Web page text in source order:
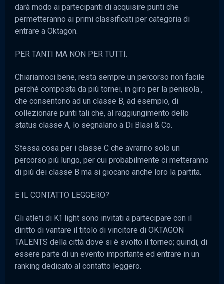
darà modo ai partecipanti di acquisire punti che
permetteranno ai primi classificati per categoria di
entrare a Oktagon.
PER TANTI MA NON PER TUTTI.
Chiariamoci bene, resta sempre un percorso non facile
perché composta da più tornei, in giro per la penisola ,
che consentono ad un classe B, ad esempio, di
collezionare punti tali che, al raggiungimento dello
status classe A, lo segnalano a Di Blasi & Co.
Stessa cosa per i classe C che avranno solo un
percorso più lungo, per cui probabilmente ci metteranno
di più dei classe B ma si giocano anche loro la partita.
E IL CONTATTO LEGGERO?
Gli atleti di K1 light sono invitati a partecipare con il
diritto di vantare il titolo di vincitore di OKTAGON
TALENTS della città dove si è svolto il torneo; quindi, di
essere parte di un evento importante ed entrare in un
ranking dedicato al contatto leggero.